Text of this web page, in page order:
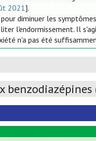
2021].
pour diminuer les
l'endormissement. Il
n'a pas été
benzodiazépines